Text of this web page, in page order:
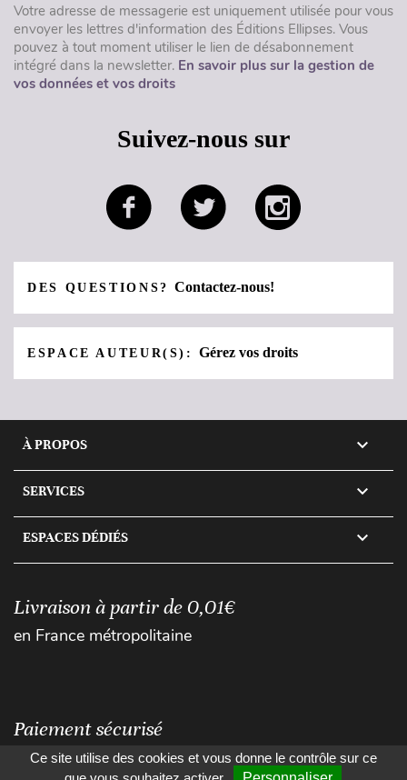
Votre adresse de messagerie est uniquement utilisée pour vous
envoyer les lettres d'information des Éditions Ellipses. Vous
pouvez à tout moment utiliser le lien de désabonnement
intégré dans la newsletter. En savoir plus sur la gestion de
vos données et vos droits
Suivez-nous sur
DES QUESTIONS?Contactez-nous!
ESPACE AUTEUR(S):Gérez vos droits
À PROPOS 
SERVICES 
ESPACES DÉDIÉS 
Livraison à partir de 0,01€
en France métropolitaine
Paiement sécurisé
Ce site utilise des cookies et vous donne le contrôle sur ce